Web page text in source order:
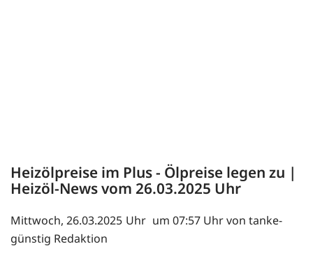
Heizölpreise im Plus - Ölpreise legen zu |
Heizöl-News vom 26.03.2025
Mittwoch, 26.03.2025
um 07:57 Uhr von tanke-
günstig Redaktion